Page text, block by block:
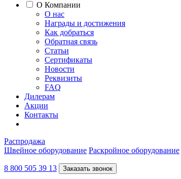
О Компании
О нас
Награды и достижения
Как добраться
Обратная связь
Статьи
Сертификаты
Новости
Реквизиты
FAQ
Дилерам
Акции
Контакты
Распродажа
Швейное оборудование Раскройное оборудование
8 800 505 39 13 Заказать звонок